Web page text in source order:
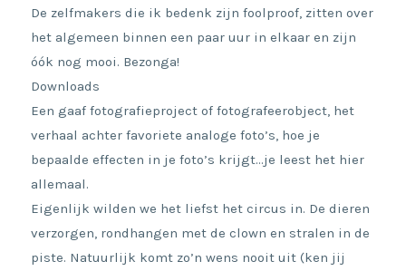
De zelfmakers die ik bedenk zijn foolproof, zitten over
het algemeen binnen een paar uur in elkaar en zijn
óók nog mooi. Bezonga!
Downloads
Een gaaf fotografieproject of fotografeerobject, het
verhaal achter favoriete analoge foto’s, hoe je
bepaalde effecten in je foto’s krijgt…je leest het hier
allemaal.
Eigenlijk wilden we het liefst het circus in. De dieren
verzorgen, rondhangen met de clown en stralen in de
piste. Natuurlijk komt zo’n wens nooit uit (ken jij